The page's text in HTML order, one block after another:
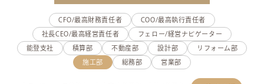
CFO/最高財務責任者 COO/最高執行責任者
社長CEO/最高経営責任者 フェロー/経営ナビゲーター
能登支社 積算部 不動産部 設計部 リフォーム部
施工部 総務部 営業部